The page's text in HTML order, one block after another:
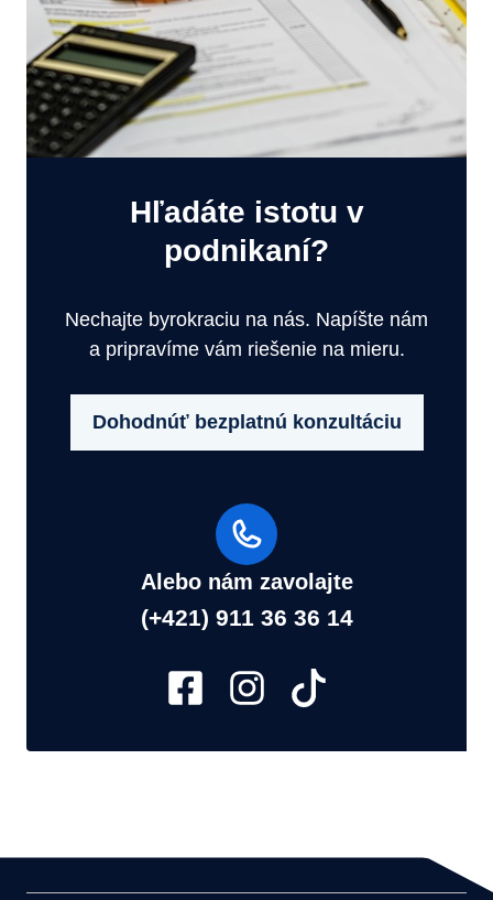
Hľadáte istotu v
podnikaní?
Nechajte byrokraciu na nás. Napíšte nám
a pripravíme vám riešenie na mieru.
Dohodnúť bezplatnú konzultáciu
Alebo nám zavolajte
(+421) 911 36 36 14